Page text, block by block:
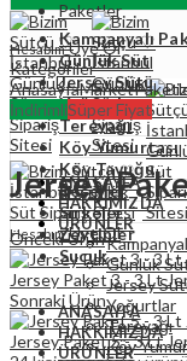
Paketler
Hesabım Üye Ol
Kategoriler
Hesabım Üye Ol
Kampanyalı
Günlük Süt
Jersey Sütü
Yoğurtlar
Tereyağı
Köy Yumurtası
Köy Tavuğu
Reçeller
Sirkeler
Zeytinler
Sucuk
ANASAYFA
HAKKIMIZDA
ÜRÜNLER
ANASAYFA
HAKKIMIZDA
ÜRÜNLER
Günlük
Jersey
Yoğurtlar
Tereyağı
Köy
AnasayfaMarket
İndirimliSüper Fiyat
Jersey
Önceki Ürün
Jersey Paket 3 - 3 Lt
Sonraki Ürün
Jersey Paket 5 - 3 Lt